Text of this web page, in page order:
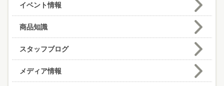
イベント情報
商品知識
スタッフブログ
メディア情報